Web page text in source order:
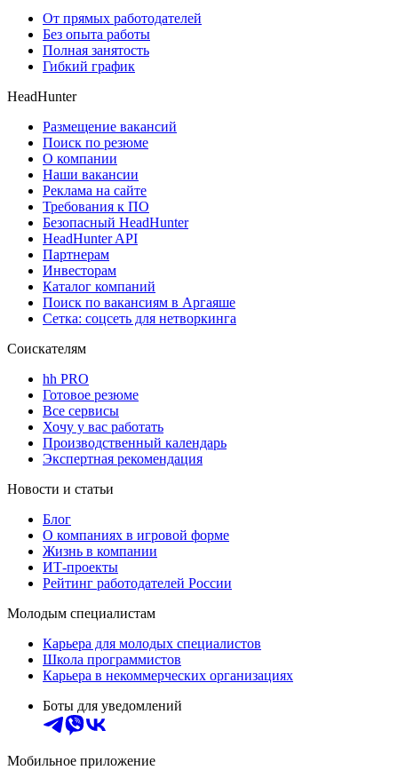
От прямых работодателей
Без опыта работы
Полная занятость
Гибкий график
HeadHunter
Размещение вакансий
Поиск по резюме
О компании
Наши вакансии
Реклама на сайте
Требования к ПО
Безопасный HeadHunter
HeadHunter API
Партнерам
Инвесторам
Каталог компаний
Поиск по вакансиям в Аргаяше
Сетка: соцсеть для нетворкинга
Соискателям
hh PRO
Готовое резюме
Все сервисы
Хочу у вас работать
Производственный календарь
Экспертная рекомендация
Новости и статьи
Блог
О компаниях в игровой форме
Жизнь в компании
ИТ-проекты
Рейтинг работодателей России
Молодым специалистам
Карьера для молодых специалистов
Школа программистов
Карьера в некоммерческих организациях
Боты для уведомлений
Мобильное приложение